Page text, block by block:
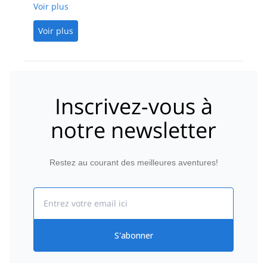
Voir plus
Voir plus
Inscrivez-vous à
notre newsletter
Restez au courant des meilleures aventures!
S'abonner